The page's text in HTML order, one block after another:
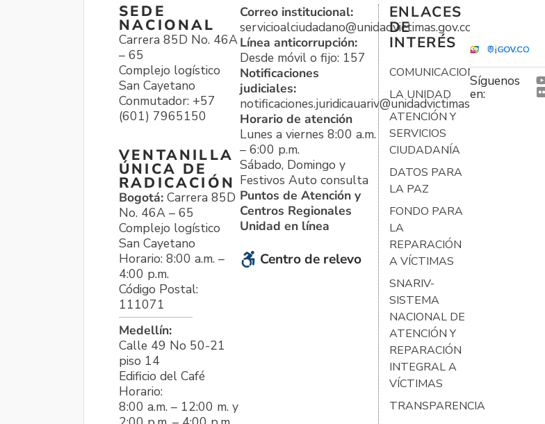
SEDE
NACIONAL
Carrera 85D No. 46A
– 65
Complejo logístico
San Cayetano
Conmutador: +57
(601) 7965150
VENTANILLA
ÚNICA DE
RADICACIÓN
Bogotá: Carrera 85D
No. 46A – 65
Complejo logístico
San Cayetano
Horario: 8:00 a.m. –
4:00 p.m.
Código Postal:
111071
Medellín:
Calle 49 No 50-21
piso 14
Edificio del Café
Horario:
8:00 a.m. – 12:00 m. y
Correo institucional:
servicioalciudadano@unidadvictimas.gov.co
Línea anticorrupción:
Desde móvil o fijo: 157
Notificaciones
judiciales:
notificaciones.juridicauariv@unidadvictimas.gov.co
Horario de atención
Lunes a viernes 8:00 a.m.
– 6:00 p.m.
Sábado, Domingo y
Festivos Auto consulta
Puntos de Atención y
Centros Regionales
Unidad en línea
Centro de relevo
ENLACES
DE
INTERÉS
COMUNICACIONES
LA UNIDAD
ATENCIÓN Y
SERVICIOS
CIUDADANÍA
DATOS PARA
LA PAZ
FONDO PARA
LA
REPARACIÓN
A VÍCTIMAS
SNARIV-
SISTEMA
NACIONAL DE
ATENCIÓN Y
REPARACIÓN
INTEGRAL A
VÍCTIMAS
TRANSPARENCIA
Síguenos
en: